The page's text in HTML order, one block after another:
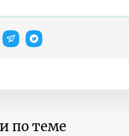
по теме